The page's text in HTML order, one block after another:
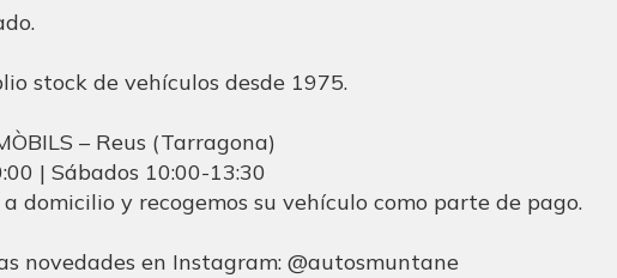
stock de vehículos desde 1975.
– Reus (Tarragona)
| Sábados 10:00-13:30
domicilio y recogemos su vehículo como parte de pago.
novedades en Instagram: @autosmuntane